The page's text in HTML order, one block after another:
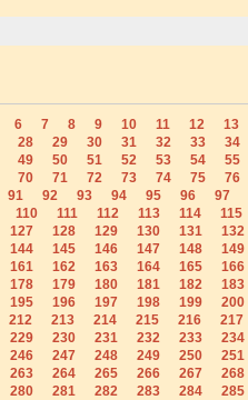
6 7 8 9 10 11 12 13
28 29 30 31 32 33 34
49 50 51 52 53 54 55
70 71 72 73 74 75 76
91 92 93 94 95 96 97
110 111 112 113 114 115
127 128 129 130 131 132
144 145 146 147 148 149
161 162 163 164 165 166
178 179 180 181 182 183
195 196 197 198 199 200
212 213 214 215 216 217
229 230 231 232 233 234
246 247 248 249 250 251
263 264 265 266 267 268
280 281 282 283 284 285